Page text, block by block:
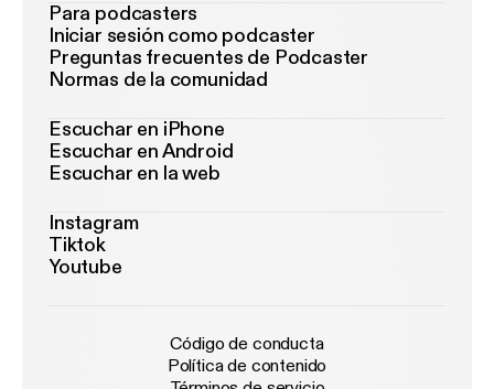
Para podcasters
Iniciar sesión como podcaster
Preguntas frecuentes de Podcaster
Normas de la comunidad
Escuchar en iPhone
Escuchar en Android
Escuchar en la web
Instagram
Tiktok
Youtube
Código de conducta
Política de contenido